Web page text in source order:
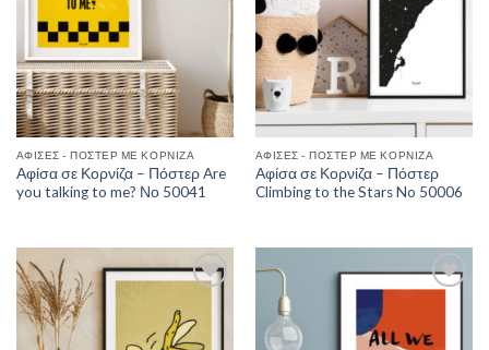
ΑΦΊΣΕΣ - ΠΌΣΤΕΡ ΜΕ ΚΟΡΝΊΖΑ
Αφίσα σε Κορνίζα – Πόστερ Are
you talking to me? Νο 50041
ΑΦΊΣΕΣ - ΠΌΣΤΕΡ ΜΕ ΚΟΡΝΊΖΑ
Αφίσα σε Κορνίζα – Πόστερ
Climbing to the Stars No 50006
Wishlist